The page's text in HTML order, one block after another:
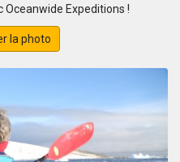
Expeditions !
la photo